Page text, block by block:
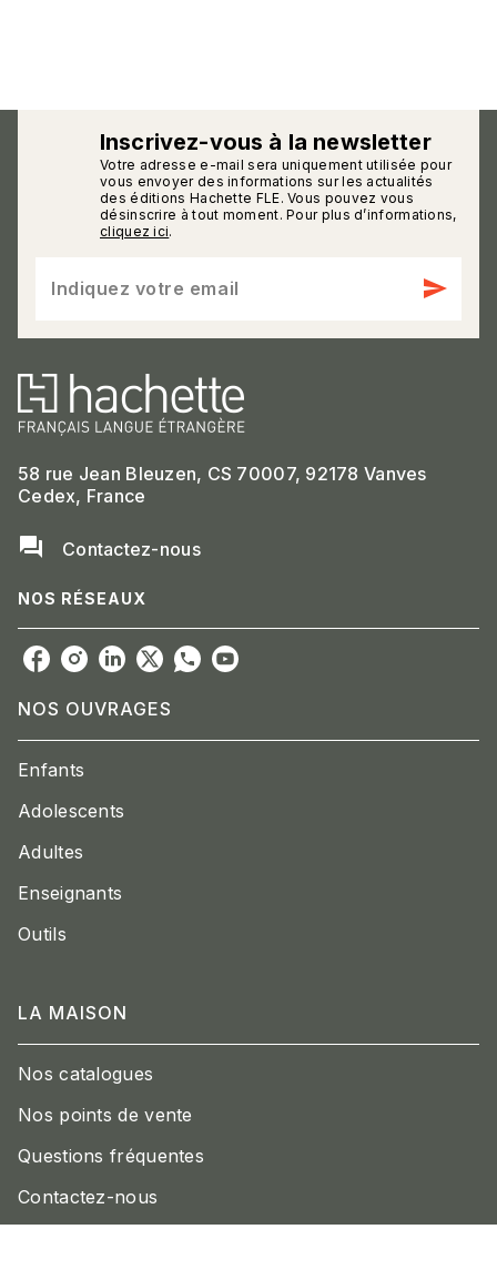
Inscrivez-vous à la newsletter
Votre adresse e-mail sera uniquement utilisée pour
vous envoyer des informations sur les actualités
des éditions Hachette FLE. Vous pouvez vous
désinscrire à tout moment. Pour plus d’informations,
cliquez ici.
Indiquez votre email send
58 rue Jean Bleuzen, CS 70007, 92178 Vanves
Cedex, France
question_answer Contactez-nous
NOS RÉSEAUX
NOS OUVRAGES
Enfants
Adolescents
Adultes
Enseignants
Outils
LA MAISON
Nos catalogues
Nos points de vente
Questions fréquentes
Contactez-nous